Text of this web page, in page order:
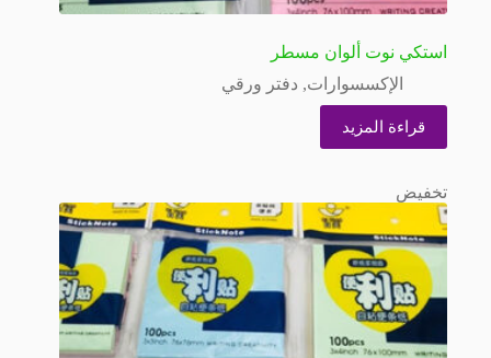
استكي نوت ألوان مسطر
الإكسسوارات, دفتر ورقي
قراءة المزيد
تخفيض